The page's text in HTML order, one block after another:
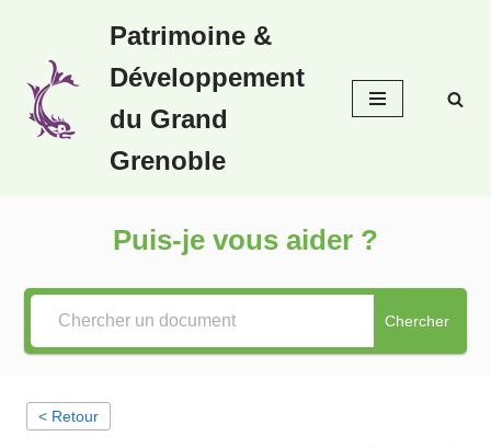
au
contenu
Patrimoine &
Développement
du Grand
Grenoble
Puis-je vous aider ?
Chercher
< Retour